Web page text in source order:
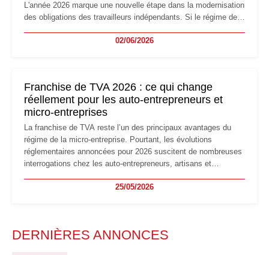
L'année 2026 marque une nouvelle étape dans la modernisation
des obligations des travailleurs indépendants. Si le régime de
les auto-entrepreneurs devront s'adapter à un environnement
02/06/2026
Franchise de TVA 2026 : ce qui change
réellement pour les auto-entrepreneurs et
micro-entreprises
La franchise de TVA reste l’un des principaux avantages du
régime de la micro-entreprise. Pourtant, les évolutions
réglementaires annoncées pour 2026 suscitent de nombreuses
interrogations chez les auto-entrepreneurs, artisans et
facturation ou risque de bascule vers la TVA : les règles
25/05/2026
DERNIÈRES ANNONCES